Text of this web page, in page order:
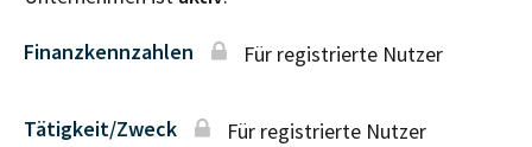
Finanzkennzahlen Für registrierte Nutzer
Tätigkeit/Zweck Für registrierte Nutzer